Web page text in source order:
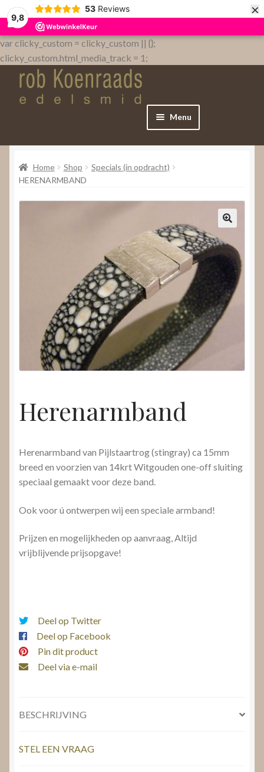
9,8
53 Reviews ×
var clicky_custom = clicky_custom || {};
clicky_custom.html_media_track = 1;
Menu
Home
WebShop
Submenu
uitvouwen
Home Shop
Specials (in opdracht)
HERENARMBAND
Herenarmband
Herenarmband van Pijlstaartrog (stingray) ca 15mm
breed en voorzien van 14krt Witgouden one-off sluiting
speciaal gemaakt voor deze band.
Ook voor ú ontwerpen wij een speciale armband!
Prijzen en mogelijkheden op aanvraag, Altijd
vrijblijvende prijsopgave!
Deel op Twitter
Deel op Facebook
Pin dit product
Deel via e-mail
BESCHRIJVING
STEL EEN VRAAG